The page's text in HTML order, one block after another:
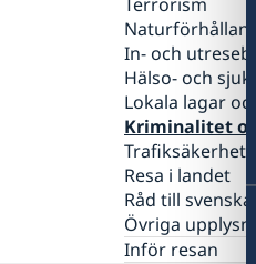
Förnyelse av
Förlust av pass
In- och
Hälso- och
Lokala lagar
Kriminalitet
Trafiksäkerhet
Resa i landet
Råd till svenska
Övriga
Inför resan